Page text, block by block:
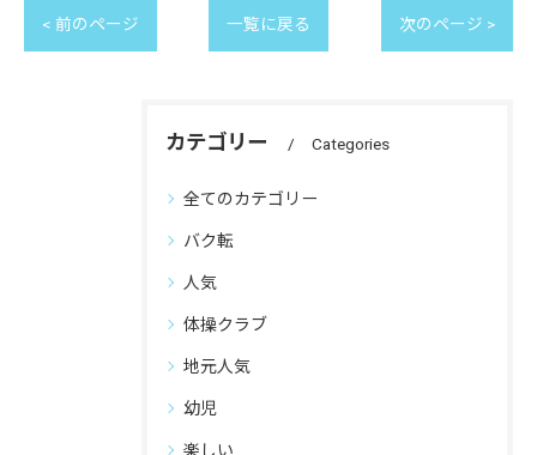
< 前のページ 一覧に戻る 次のページ >
カテゴリー Categories
全てのカテゴリー
バク転
人気
体操クラブ
地元人気
幼児
楽しい